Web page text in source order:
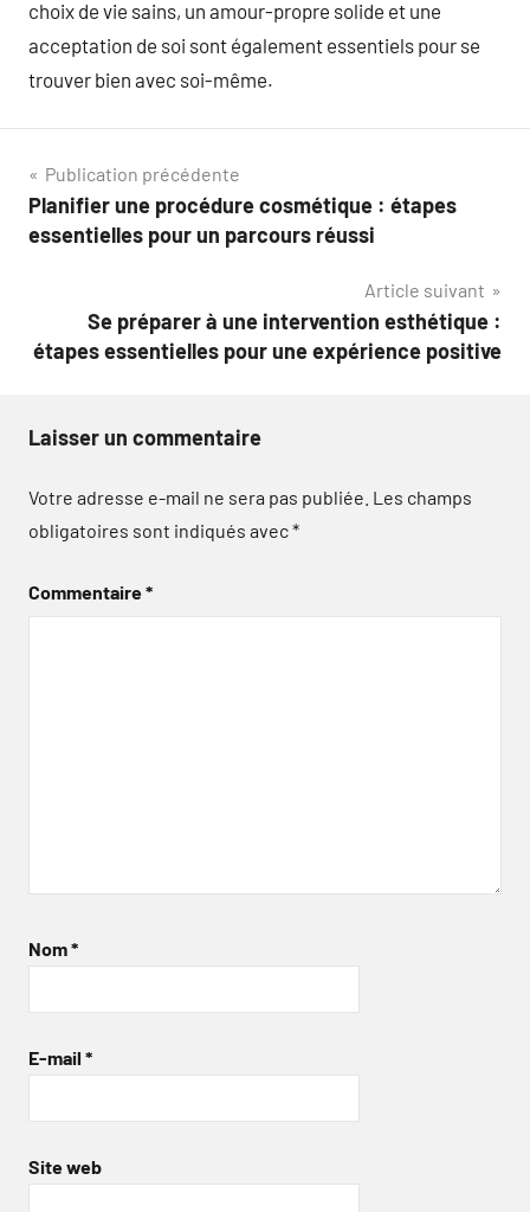
choix de vie sains, un amour-propre solide et une
acceptation de soi sont également essentiels pour se
trouver bien avec soi-même.
Navigation
de
Publication précédente
Planifier une procédure cosmétique : étapes
essentielles pour un parcours réussi
Article suivant
Se préparer à une intervention esthétique :
étapes essentielles pour une expérience positive
Laisser un commentaire
Votre adresse e-mail ne sera pas publiée. Les champs
obligatoires sont indiqués avec*
Commentaire*
Nom*
E-mail *
Site web